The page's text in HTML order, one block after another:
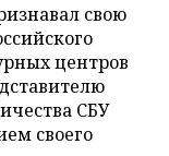
свою
центров
СБУ
своего